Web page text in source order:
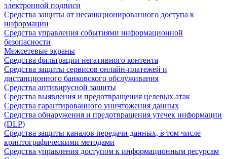
электронной подписи
Средства защиты от несанкционированного доступа к
информации
Средства управления событиями информационной
безопасности
Межсетевые экраны
Средства фильтрации негативного контента
Средства защиты сервисов онлайн-платежей и
дистанционного банковского обслуживания
Средства антивирусной защиты
Средства выявления и предотвращения целевых атак
Средства гарантированного уничтожения данных
Средства обнаружения и предотвращения утечек информации
(DLP)
Средства защиты каналов передачи данных, в том числе
криптографическими методами
Средства управления доступом к информационным ресурсам